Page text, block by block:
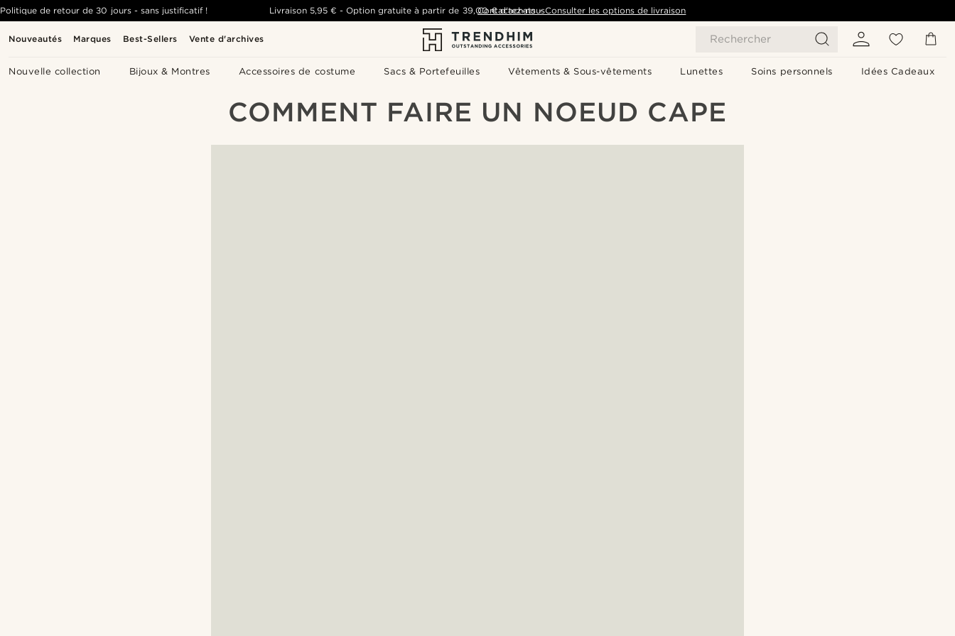
Nouveautés Marques Best-Sellers Vente d'archives Rechercher
Nouvelle collection Bijoux & Montres Accessoires de costume Sacs & Portefeuilles Vêtements & Sous-vêtements Lunettes Soins personnels Idées Cadeaux
Politique de retour de 30 jours - sans justificatif ! Livraison 5,95 € -Option gratuite à partir de 39,00 € d'achats- Consulter les options de livraison
Contactez-nous
COMMENT FAIRE UN NOEUD CAPE